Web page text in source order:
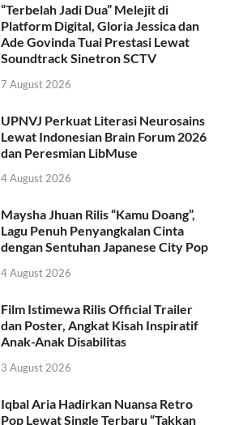
“Terbelah Jadi Dua” Melejit di
Platform Digital, Gloria Jessica dan
Ade Govinda Tuai Prestasi Lewat
Soundtrack Sinetron SCTV
7 August 2026
UPNVJ Perkuat Literasi Neurosains
Lewat Indonesian Brain Forum 2026
dan Peresmian LibMuse
4 August 2026
Maysha Jhuan Rilis “Kamu Doang”,
Lagu Penuh Penyangkalan Cinta
dengan Sentuhan Japanese City Pop
4 August 2026
Film Istimewa Rilis Official Trailer
dan Poster, Angkat Kisah Inspiratif
Anak-Anak Disabilitas
3 August 2026
Iqbal Aria Hadirkan Nuansa Retro
Pop Lewat Single Terbaru “Takkan